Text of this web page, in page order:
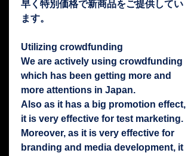
早く特別価格で新商品をご提供してい
ます。
Utilizing crowdfunding
We are actively using crowdfunding
which has been getting more and
more attentions in Japan.
Also as it has a big promotion effect,
it is very effective for test marketing.
Moreover, as it is very effective for
branding and media development, it